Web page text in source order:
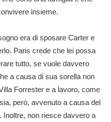
insieme.
era di sposare Carter e
Paris crede che lei possa
tutto, se vuole davvero
a causa di sua sorella non
Forrester e a lavoro, come
però, avvenuto a causa del
non riesce davvero a